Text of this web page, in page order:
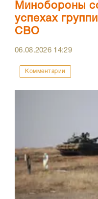
Минобороны
успехах
СВО
06.08.2026 14:29
Комментарии